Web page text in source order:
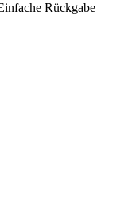
Rückgabe